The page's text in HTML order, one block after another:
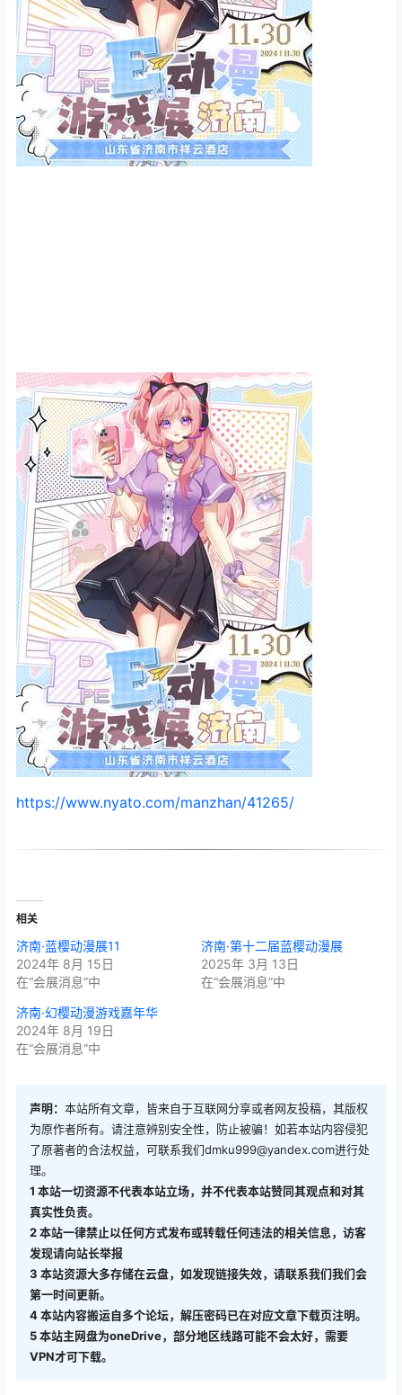
https://www.nyato.com/manzhan/41265/
相关
济南·蓝樱动漫展11
2024年 8月 15日
在“会展消息”中
济南·第十二届蓝樱动漫展
2025年 3月 13日
在“会展消息”中
济南·幻樱动漫游戏嘉年华
2024年 8月 19日
在“会展消息”中
声明： 本站所有文章，皆来自于互联网分享或者网友投稿，其版权
为原作者所有。请注意辨别安全性，防止被骗！如若本站内容侵犯
了原著者的合法权益，可联系我们dmku999@yandex.com进行处
理。
1 本站一切资源不代表本站立场，并不代表本站赞同其观点和对其
真实性负责。
2本站一律禁止以任何方式发布或转载任何违法的相关信息，访客
发现请向站长举报
3 本站资源大多存储在云盘，如发现链接失效，请联系我们我们会
第一时间更新。
4本站内容搬运自多个论坛，解压密码已在对应文章下载页注明。
5本站主网盘为oneDrive，部分地区线路可能不会太好，需要
VPN才可下载。